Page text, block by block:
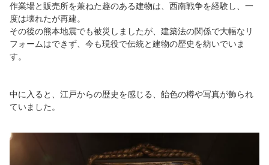
作業場と販売所を兼ねた趣のある建物は、西南戦争を経験し、一
度は壊れたが再建。
その後の熊本地震でも被災しましたが、建築法の関係で大幅なリ
フォームはできず、今も現役で伝統と建物の歴史を紡いでいま
す。
中に入ると、江戸からの歴史を感じる、飴色の樽や写真が飾られ
ていました。